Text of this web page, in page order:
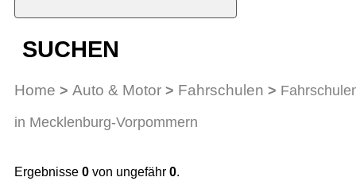
SUCHEN
Home > Auto & Motor > Fahrschulen >
in Mecklenburg-Vorpommern
Ergebnisse 0 von ungefähr 0.